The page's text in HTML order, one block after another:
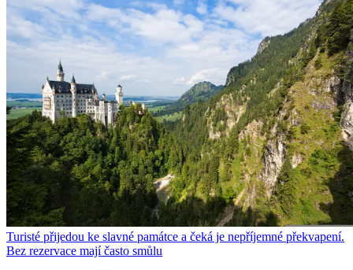
Turisté přijedou ke slavné památce a čeká je nepříjemné překvapení.
Bez rezervace mají často smůlu